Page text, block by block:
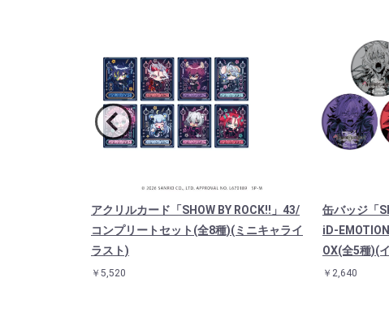
アクリルカード「SHOW BY ROCK!!」43/
コンプリートセット(全8種)(ミニキャライ
ラスト)
￥5,520
缶バッジ「
iD-
OX(全5種)(
￥2,640